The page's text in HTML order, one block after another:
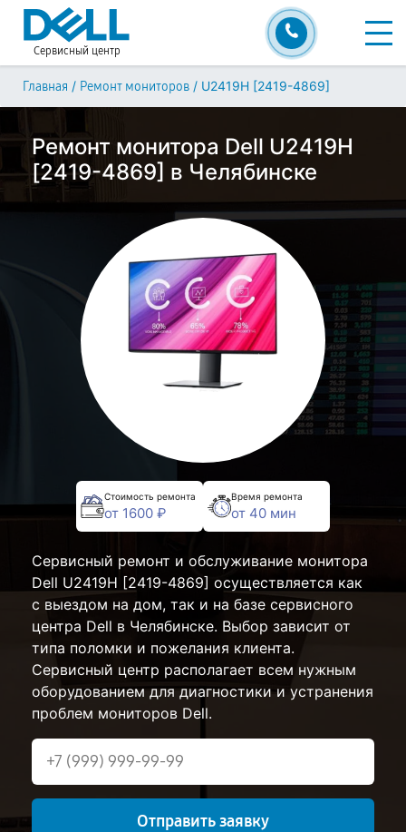
Сервисный центр
Главная / Ремонт мониторов / U2419H [2419-4869]
Ремонт монитора Dell U2419H
[2419-4869] в Челябинске
Стоимость ремонта
от 1600 ₽
Время ремонта
от 40 мин
Сервисный ремонт и обслуживание монитора
Dell U2419H [2419-4869] осуществляется как
с выездом на дом, так и на базе сервисного
центра Dell в Челябинске. Выбор зависит от
типа поломки и пожелания клиента.
Сервисный центр располагает всем нужным
оборудованием для диагностики и устранения
проблем мониторов Dell.
Отправить заявку